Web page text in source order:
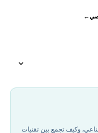
←
وكيف تجمع بين تقنيات